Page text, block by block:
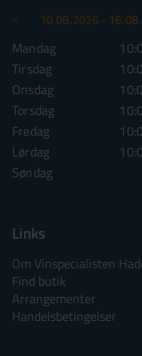
10.08.2026 -
Mandag
Tirsdag
Onsdag
Torsdag
Fredag
Lørdag
Søndag
Links
Om Vinspecialisten
Find butik
Arrangementer
Handelsbetingelser